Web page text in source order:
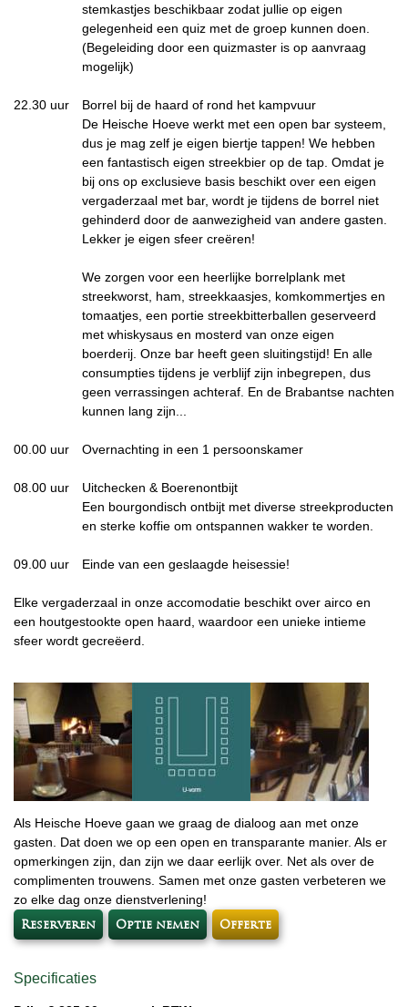
stemkastjes beschikbaar zodat jullie op eigen
gelegenheid een quiz met de groep kunnen doen.
(Begeleiding door een quizmaster is op aanvraag
mogelijk)
22.30 uur
Borrel bij de haard of rond het kampvuur
De Heische Hoeve werkt met een open bar systeem,
dus je mag zelf je eigen biertje tappen! We hebben
een fantastisch eigen streekbier op de tap. Omdat je
bij ons op exclusieve basis beschikt over een eigen
vergaderzaal met bar, wordt je tijdens de borrel niet
gehinderd door de aanwezigheid van andere gasten.
Lekker je eigen sfeer creëren!
We zorgen voor een heerlijke borrelplank met
streekworst, ham, streekkaasjes, komkommertjes en
tomaatjes, een portie streekbitterballen geserveerd
met whiskysaus en mosterd van onze eigen
boerderij. Onze bar heeft geen sluitingstijd! En alle
consumpties tijdens je verblijf zijn inbegrepen, dus
geen verrassingen achteraf. En de Brabantse nachten
kunnen lang zijn...
00.00 uur Overnachting in een 1 persoonskamer
08.00 uur
Uitchecken & Boerenontbijt
Een bourgondisch ontbijt met diverse streekproducten
en sterke koffie om ontspannen wakker te worden.
09.00 uur Einde van een geslaagde heisessie!
Elke vergaderzaal in onze accomodatie beschikt over airco en
een houtgestookte open haard, waardoor een unieke intieme
sfeer wordt gecreëerd.
Als Heische Hoeve gaan we graag de dialoog aan met onze
gasten. Dat doen we op een open en transparante manier. Als er
opmerkingen zijn, dan zijn we daar eerlijk over. Net als over de
complimenten trouwens. Samen met onze gasten verbeteren we
zo elke dag onze dienstverlening!
Reserveren Optie nemen Offerte
Specificaties